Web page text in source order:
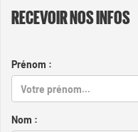
RECEVOIR NOS INFOS
Prénom :
Nom :